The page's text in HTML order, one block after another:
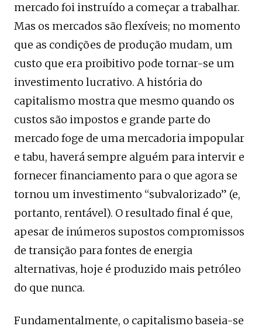
mercado foi instruído a começar a trabalhar.
Mas os mercados são flexíveis; no momento
que as condições de produção mudam, um
custo que era proibitivo pode tornar-se um
investimento lucrativo. A história do
capitalismo mostra que mesmo quando os
custos são impostos e grande parte do
mercado foge de uma mercadoria impopular
e tabu, haverá sempre alguém para intervir e
fornecer financiamento para o que agora se
tornou um investimento “subvalorizado” (e,
portanto, rentável). O resultado final é que,
apesar de inúmeros supostos compromissos
de transição para fontes de energia
alternativas, hoje é produzido mais petróleo
do que nunca.
Fundamentalmente, o capitalismo baseia-se